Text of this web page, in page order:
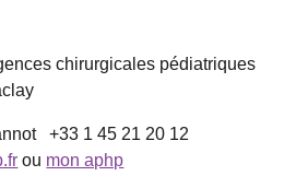
chirurgicales pédiatriques
+33 1 45 21 20 12
ou mon aphp